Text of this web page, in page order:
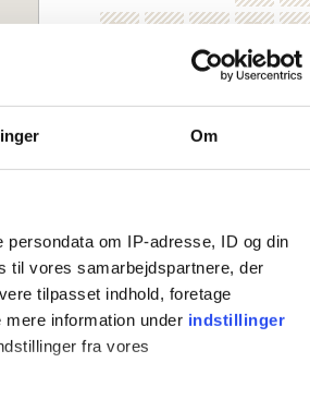
Om
om IP-adresse, ID og din
til vores samarbejdspartnere, der
tilpasset indhold, foretage
information under indstillinger
fra vores
19 20 21
36 31
Gæster
1 værelse, 2 personer